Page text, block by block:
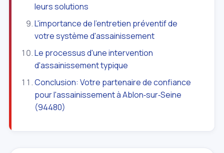
leurs solutions
L'importance de l'entretien préventif de
votre système d'assainissement
Le processus d'une intervention
d'assainissement typique
Conclusion: Votre partenaire de confiance
pour l'assainissement à Ablon‑sur‑Seine
(94480)